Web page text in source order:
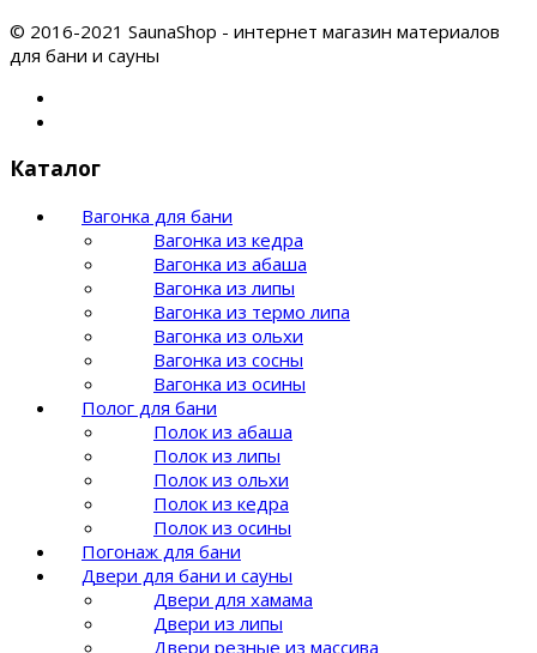
© 2016-2021 SaunaShop - интернет магазин материалов
для бани и сауны
Каталог
Вагонка для бани
Вагонка из кедра
Вагонка из абаша
Вагонка из липы
Вагонка из термо липа
Вагонка из ольхи
Вагонка из сосны
Вагонка из осины
Полог для бани
Полок из абаша
Полок из липы
Полок из ольхи
Полок из кедра
Полок из осины
Погонаж для бани
Двери для бани и сауны
Двери для хамама
Двери из липы
Двери резные из массива